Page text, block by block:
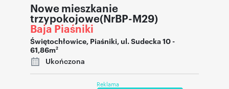
Nowe mieszkanie
trzypokojowe(NrBP-M29)
Baja Piaśniki
Świętochłowice, Piaśniki, ul. Sudecka 10-
61,86m2
Ukończona
Reklama